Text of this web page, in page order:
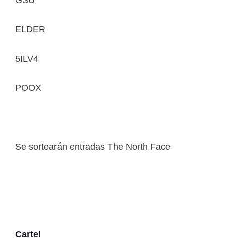
ELDER
5ILV4
POOX
Se sortearán entradas The North Face
Cartel